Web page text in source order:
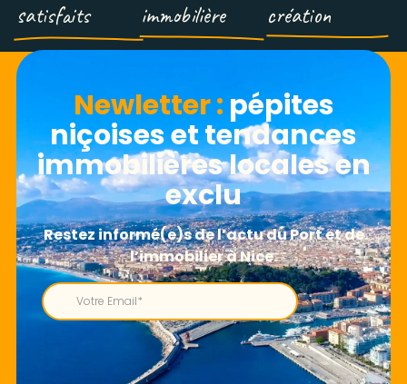
satisfaits
immobilière
création
Newletter​ : pépites
niçoises et tendances
immobilières locales en
exclu